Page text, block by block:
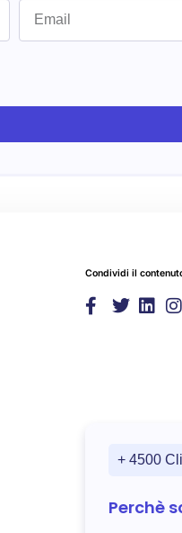
Condividi il
+ 4500
Perchè